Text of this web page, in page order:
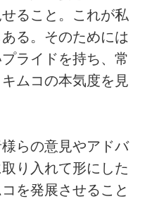
ること。これが私
る。そのためには
ライドを持ち、常
ムコの本気度を見
らの意見やアドバ
り入れて形にした
を発展させること